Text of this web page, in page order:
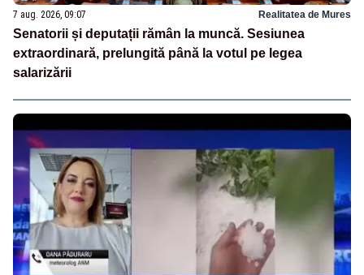
7 aug. 2026, 09:07 Realitatea de Mures
Senatorii și deputații rămân la muncă. Sesiunea
extraordinară, prelungită până la votul pe legea
salarizării